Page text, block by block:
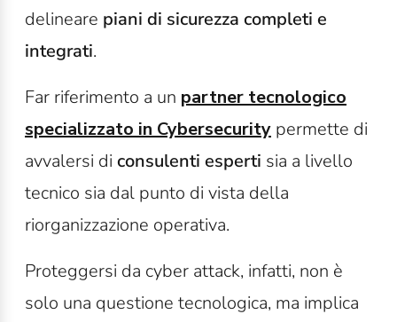
delineare piani di sicurezza completi e
integrati.
Far riferimento a un partner tecnologico
specializzato in Cybersecurity permette di
avvalersi di consulenti esperti sia a livello
tecnico sia dal punto di vista della
riorganizzazione operativa.
Proteggersi da cyber attack, infatti, non è
solo una questione tecnologica, ma implica